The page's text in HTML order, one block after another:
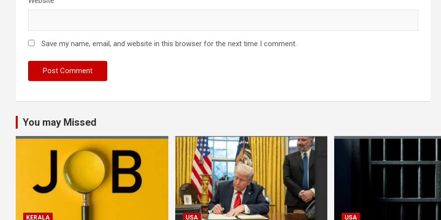
Save my name, email, and website in this browser for the next time I comment.
You may Missed
KERALA USA USA